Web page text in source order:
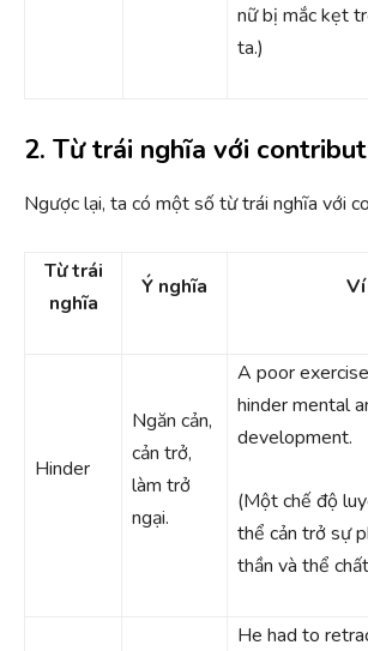
nữ bị mắc kẹt
ta.)
2. Từ trái nghĩa với
Ngược lại, ta có một số từ trái nghĩa với
Từ trái
nghĩa
Ý nghĩa
Hinder
Ngăn cản,
cản trở,
làm trở
ngại.
A poor
hinder mental
development.
(Một chế độ
thể cản trở sự
thần và thể
He had to